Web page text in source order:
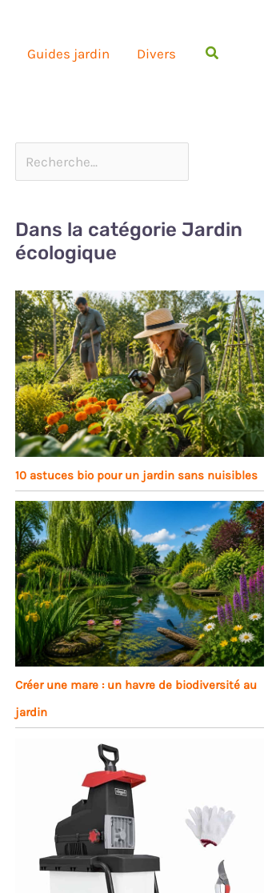
Guides jardin Divers
Dans la catégorie Jardin
écologique
10 astuces bio pour un jardin sans nuisibles
Créer une mare : un havre de biodiversité au
jardin